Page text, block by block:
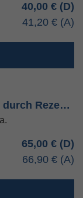
40,00 €
41,20 €
durch Reze…
65,00 €
66,90 €